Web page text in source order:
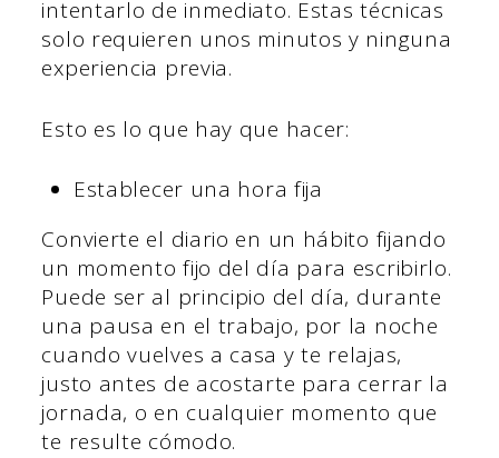
intentarlo de inmediato. Estas técnicas
solo requieren unos minutos y ninguna
experiencia previa.
Esto es lo que hay que hacer:
Establecer una hora fija
Convierte el diario en un hábito fijando
un momento fijo del día para escribirlo.
Puede ser al principio del día, durante
una pausa en el trabajo, por la noche
cuando vuelves a casa y te relajas,
justo antes de acostarte para cerrar la
jornada, o en cualquier momento que
te resulte cómodo.